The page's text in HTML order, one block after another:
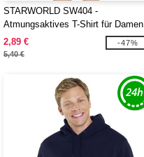
STARWORLD SW404 -
Atmungsaktives T-Shirt für Damen
2,89 €
5,40 €
-47%